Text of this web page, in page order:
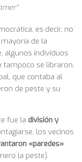
es decir, no
de la
algunos individuos
tampoco se libraron.
que contaba al
de peste y su
fue la división y
los vecinos
«paredes»
la peste).